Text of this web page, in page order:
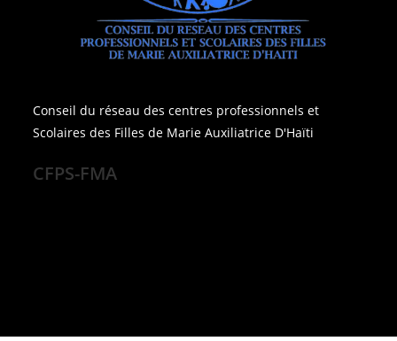
Conseil du réseau des centres professionnels et
Scolaires des Filles de Marie Auxiliatrice D'Haïti
CFPS-FMA